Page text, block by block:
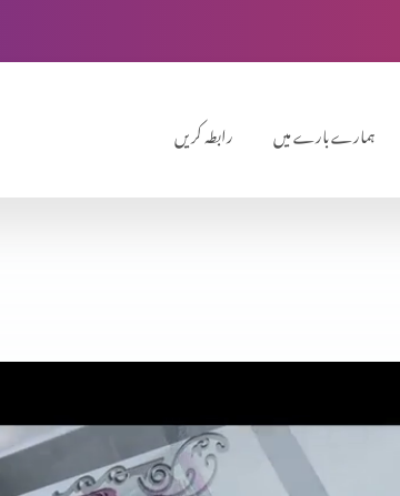
رابطہ کریں ہمارے بارے میں